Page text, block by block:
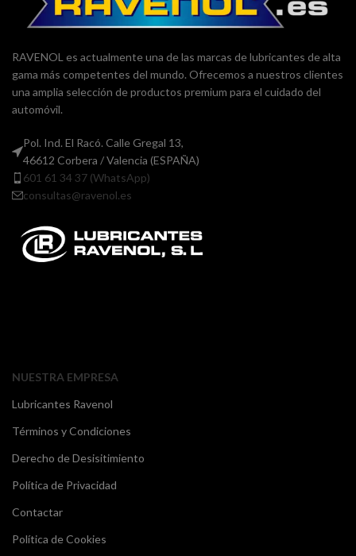
RAVENOL es actualmente una de las marcas de lubricantes de alta
gama más competentes del mundo. Ofrecemos a nuestros clientes
una amplia selección de productos premium para el cuidado del
automóvil.
Pol. Ind. El Racó. Calle Gregal 13,
46612 Corbera / Valencia (ESPAÑA)
601 61 34 37 (WhatsApp)
consultas@ravenol.es
NUESTRA EMPRESA
Lubricantes Ravenol
Términos y Condiciones
Derecho de Desisitimiento
Política de Privacidad
Contactar
Política de Cookies